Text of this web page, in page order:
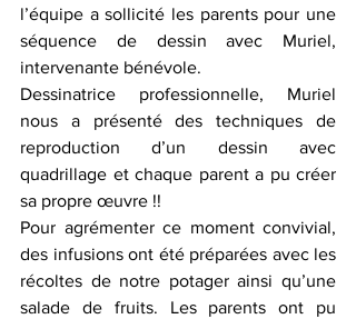
l’équipe a sollicité les parents pour une
séquence de dessin avec Muriel,
intervenante bénévole.
Dessinatrice professionnelle, Muriel
nous a présenté des techniques de
reproduction d’un dessin avec
quadrillage et chaque parent a pu créer
sa propre œuvre !!
Pour agrémenter ce moment convivial,
des infusions ont été préparées avec les
récoltes de notre potager ainsi qu’une
salade de fruits. Les parents ont pu